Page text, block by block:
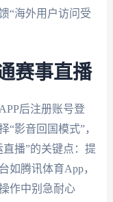
“海外用户访问受
赛事直播
后注册账号登
“影音回国模式”，
播”的关键点：提
如腾讯体育App，
作中别急耐心